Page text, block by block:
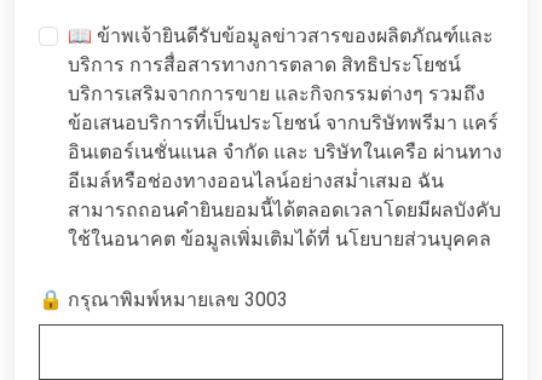
📖 ข้าพเจ้ายินดีรับข้อมูลข่าวสารของผลิตภัณฑ์และ
บริการ การสื่อสารทางการตลาด สิทธิประโยชน์
บริการเสริมจากการขาย และกิจกรรมต่างๆ รวมถึง
ข้อเสนอบริการที่เป็นประโยชน์ จากบริษัทพรีมา แคร์
อินเตอร์เนชั่นแนล จำกัด และ บริษัทในเครือ ผ่านทาง
อีเมล์หรือช่องทางออนไลน์อย่างสม่ำเสมอ ฉัน
สามารถถอนคำยินยอมนี้ได้ตลอดเวลาโดยมีผลบังคับ
ใช้ในอนาคต ข้อมูลเพิ่มเติมได้ที่ นโยบายส่วนบุคคล
🔒 กรุณาพิมพ์หมายเลข 3003